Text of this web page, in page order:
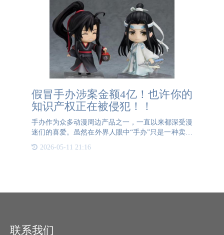
假冒手办涉案金额4亿！也许你的
知识产权正在被侵犯！！
手办作为众多动漫周边产品之一，一直以来都深受漫
迷们的喜爱。虽然在外界人眼中“手办”只是一种卖价
除了本身的商品价值，还极具收藏价值。每天能看到
2026-05-11 21:16
联系我们